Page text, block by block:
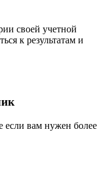
своей учетной
к результатам и
если вам нужен более